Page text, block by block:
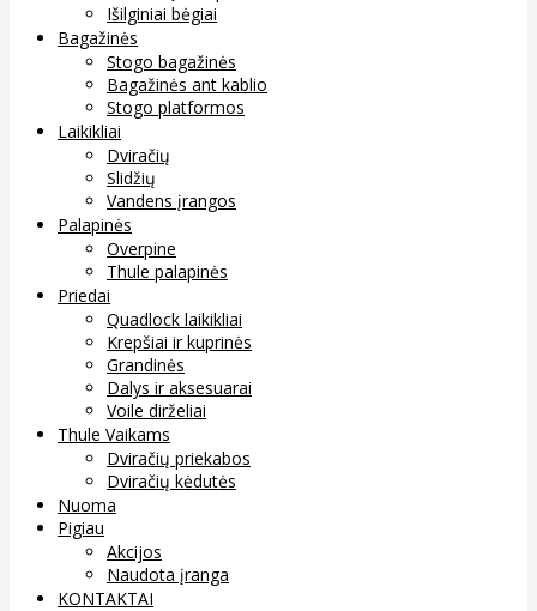
Išilginiai bėgiai
Bagažinės
Stogo bagažinės
Bagažinės ant kablio
Stogo platformos
Laikikliai
Dviračių
Slidžių
Vandens įrangos
Palapinės
Overpine
Thule palapinės
Priedai
Quadlock laikikliai
Krepšiai ir kuprinės
Grandinės
Dalys ir aksesuarai
Voile dirželiai
Thule Vaikams
Dviračių priekabos
Dviračių kėdutės
Nuoma
Pigiau
Akcijos
Naudota įranga
KONTAKTAI